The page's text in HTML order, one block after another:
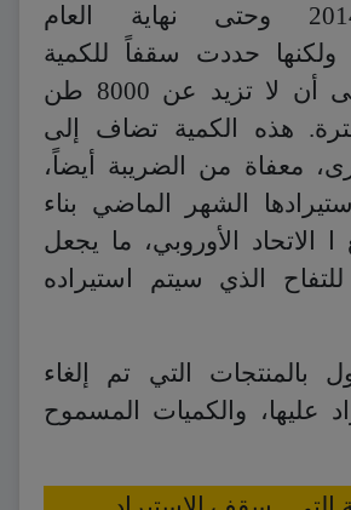
من 01\03\2014 وحتى نهاية العام
ولكنها حددت سقفاً للكمية
المستوردة على أن لا تزيد عن 8000 طن
هذه الكمية تضاف إلى
معفاة من الضريبة أيضاً،
الشهر الماضي بناء
الاتحاد الأوروبي، ما يجعل
للتفاح الذي سيتم استيراده
بالمنتجات التي تم إلغاء
عليها، والكميات المسموح